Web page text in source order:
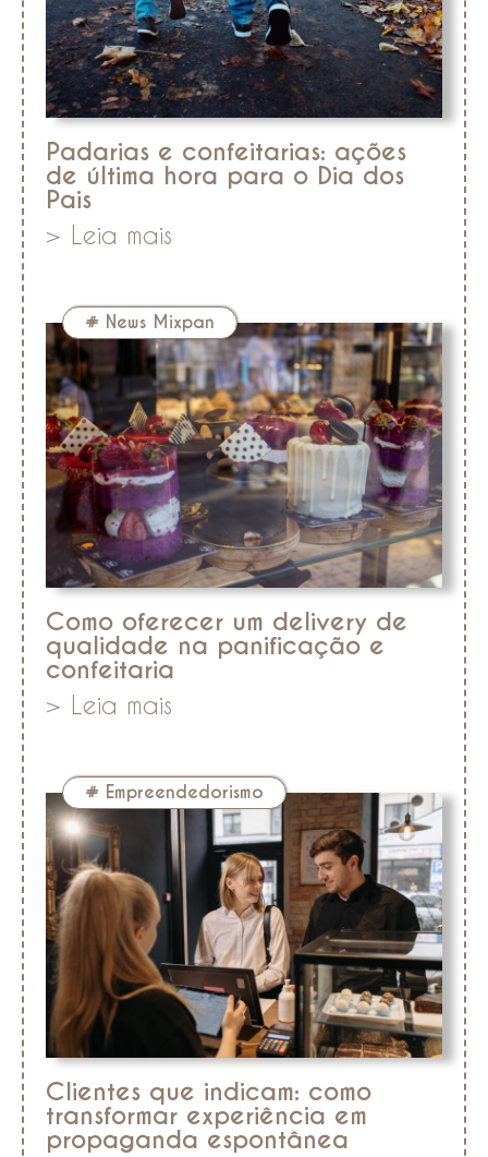
Padarias e confeitarias: ações
de última hora para o Dia dos
Pais
> Leia mais
# News Mixpan
Como oferecer um delivery de
qualidade na panificação e
confeitaria
> Leia mais
# Empreendedorismo
Clientes que indicam: como
transformar experiência em
propaganda espontânea